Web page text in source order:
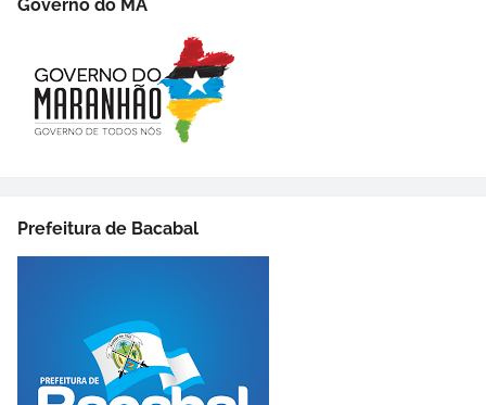
Governo do MA
Prefeitura de Bacabal